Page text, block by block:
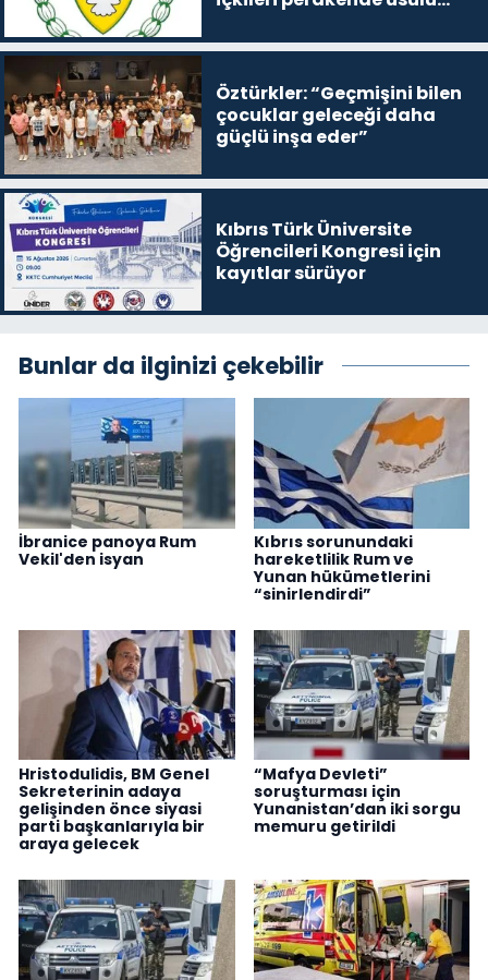
Öztürkler: “Geçmişini bilen
çocuklar geleceği daha
güçlü inşa eder”
Kıbrıs Türk Üniversite
Öğrencileri Kongresi için
kayıtlar sürüyor
Bunlar da ilginizi çekebilir
İbranice panoya Rum
Vekil'den isyan
Kıbrıs sorunundaki
hareketlilik Rum ve
Yunan hükümetlerini
“sinirlendirdi”
Hristodulidis, BM Genel
Sekreterinin adaya
gelişinden önce siyasi
parti başkanlarıyla bir
araya gelecek
“Mafya Devleti”
soruşturması için
Yunanistan’dan iki sorgu
memuru getirildi